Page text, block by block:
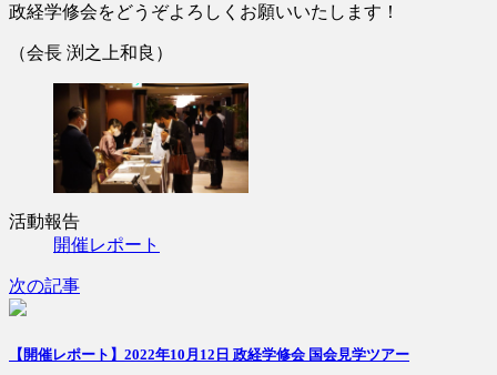
政経学修会をどうぞよろしくお願いいたします！
（会長 渕之上和良）
活動報告
開催レポート
次の記事
【開催レポート】2022年10月12日 政経学修会 国会見学ツアー